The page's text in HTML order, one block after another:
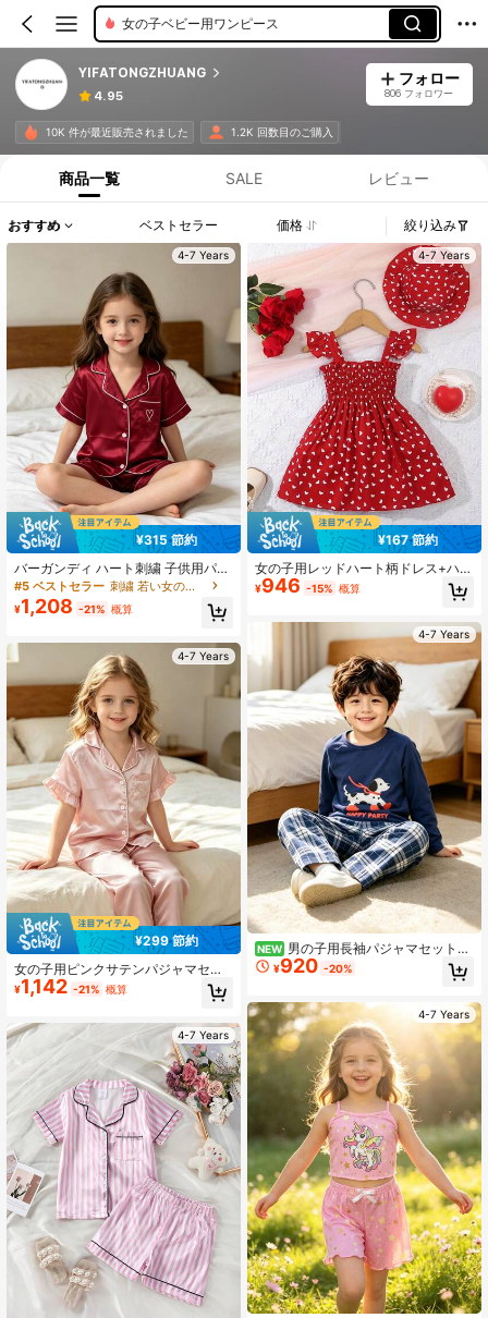
女の子ベビー用ワンピース
YIFATONGZHUANG
4.95
フォロー
806 フォロワー
10K 件が最近販売されました 1.2K 回数目のご購入
商品一覧 SALE レビュー
おすすめ ベストセラー 価格 絞り込み
4-7 Years
¥315 節約
バーガンディ ハート刺繍 子供用パジ
ャマセット、女の子用 半袖ラウンジ
ウェア 2点セット
#5 ベストセラー 刺繍 若い女の子のパジャマ
¥1,208 -21% 概算
4-7 Years
¥299 節約
女の子用ピンクサテンパジャマセッ
ト、半袖ロングパンツ、ラペル前開
き、フリル付きスウィートラウンジ
¥1,142 -21% 概算
4-7 Years
4-7 Years
¥167 節約
女の子用レッドハート柄ドレス+ハッ
トセット、フリル付きストラッププ
リーツサマードレス、子供用カジュ
¥946 -15% 概算
4-7 Years
NEW 男の子用長袖パジャマセット、
かわいい斑点子犬プリントクルーネ
ックトップとブルーチェックパン
¥920 -20%
4-7 Years